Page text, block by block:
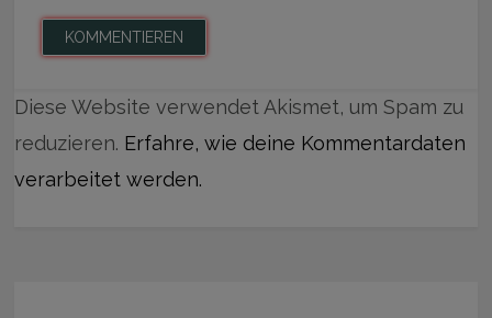
Diese Website verwendet Akismet, um Spam zu
reduzieren. Erfahre, wie deine Kommentardaten
verarbeitet werden.